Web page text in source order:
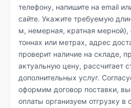
телефону, напишите на email
сайте. Укажите требуемую
м, немерная, кратная мерной),
тоннах или метрах, адрес
проверит наличие на складе,
актуальную цену, рассчитает
дополнительных услуг.
оформим договор поставки,
оплаты организуем отгрузку в